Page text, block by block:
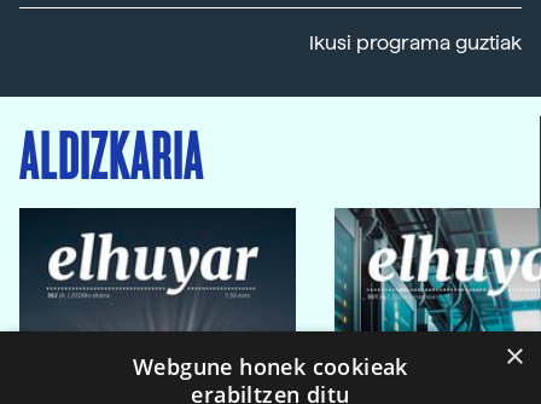
Ikusi programa guztiak
ALDIZKARIA
×
Webgune honek cookieak
erabiltzen ditu